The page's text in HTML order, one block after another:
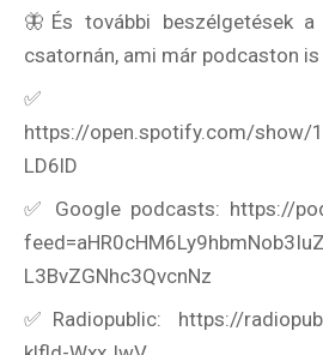
Szakértőink
Rendezvények
BLOG
Partnerprogram
🦋És további beszélgetések
csatornán, ami már podcaston
https://open.spotify.com/show/
LD6lD
✅ Google podcasts: https://
L3BvZGNhc3QvcnNz
✅Radiopublic: https://